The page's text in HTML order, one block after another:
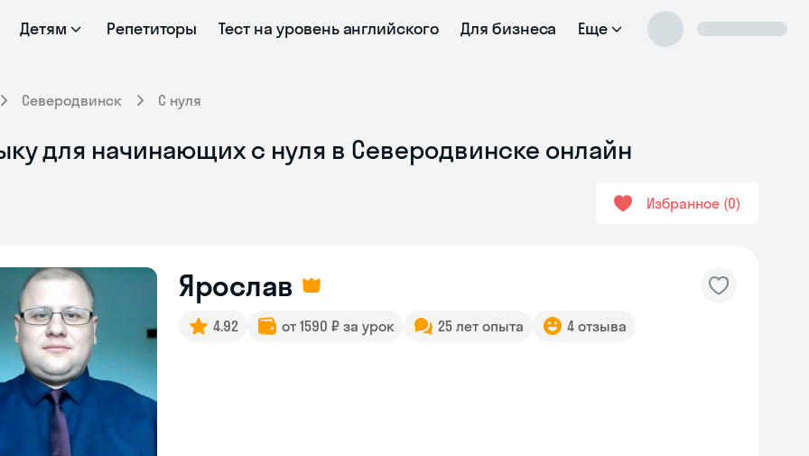
Детям Репетиторы Тест на уровень английского Для бизнеса Еще
Северодвинск С нуля
для начинающих с нуля в Северодвинске онлайн
Избранное 0
Ярослав
4.92 от 1590 ₽ за урок 25 лет опыта 4 отзыва